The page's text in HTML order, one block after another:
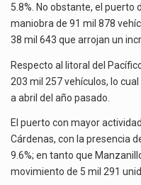
5.8%. No obstante, el puerto
maniobra de 91 mil 878
38 mil 643 que arrojan un
Respecto al litoral del
203 mil 257 vehículos, lo
a abril del año pasado.
El puerto con mayor
Cárdenas, con la presencia
9.6%; en tanto que
movimiento de 5 mil 291